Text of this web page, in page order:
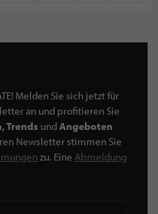
Melden Sie sich jetzt für
an und profitieren Sie
Trends undAngeboten
Newsletter stimmen Sie
zu. Eine Abmeldung